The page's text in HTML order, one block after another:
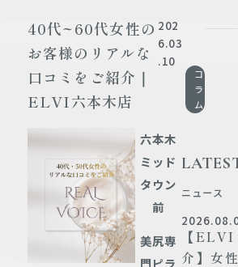
40代~60代女性の
お客様のリアルな
口コミをご紹介｜
ELVI六本木店
202
6.03
.10
コ
ラ
ム
六本木
ミッド
タウン
前
美尻専
ニュース
【ELVI
介】女